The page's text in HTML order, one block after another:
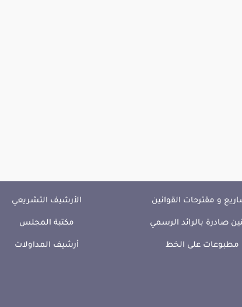
و مقترحات القوانين
صادرة بالرائد الرسمي
مطبوعات على الخط
الأرشيف التشريعي
مكتبة المجلس
أرشيف المداولات